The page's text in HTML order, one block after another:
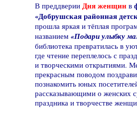
В преддверииДня женщин в
«Добрушская районная
прошла яркая и тёплая
названием«Подари улыбку
библиотека превратилась в
где чтение переплелось с
и творческими открытиями.
прекрасным поводом
познакомить юных
рассказывающими о женских
праздника и творчестве